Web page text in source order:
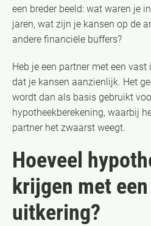
een breder beeld: wat waren je
jaren, wat zijn je kansen op de
andere financiële buffers?
Heb je een partner met een
dat je kansen aanzienlijk. Het
wordt dan als basis gebruikt
hypotheekberekening, waarbij
partner het zwaarst weegt.
Hoeveel
krijgen met een
uitkering?